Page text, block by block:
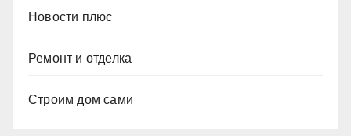
Новости плюс
Ремонт и отделка
Строим дом сами